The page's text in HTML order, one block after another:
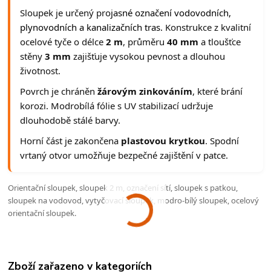
Sloupek je určený projasné označení vodovodních,
plynovodních a kanalizačních tras. Konstrukce z kvalitní
ocelové tyče o délce2 m, průměru40 mm a tloušťce
stěny3 mm zajišťuje vysokou pevnost a dlouhou
životnost.
Povrch je chráněnžárovým zinkováním, které brání
korozi. Modrobílá fólie s UV stabilizací udržuje
dlouhodobě stálé barvy.
Horní část je zakončena plastovou krytkou. Spodní
vrtaný otvor umožňuje bezpečné zajištění v patce.
Orientační sloupek, sloupek 2 m, označení sítí, sloupek s patkou,
sloupek na vodovod, vytyčovací sloupek, modro-bílý sloupek, ocelový
orientační sloupek.
Zboží zařazeno v kategoriích